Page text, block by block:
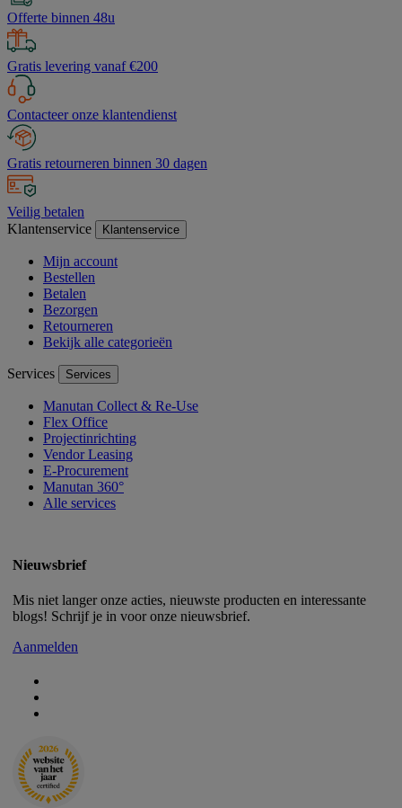
Offerte binnen 48u
Gratis levering vanaf €200
Contacteer onze klantendienst
Gratis retourneren binnen 30 dagen
Veilig betalen
Klantenservice
Klantenservice
Mijn account
Bestellen
Betalen
Bezorgen
Retourneren
Bekijk alle categorieën
Services Services
Manutan Collect & Re-Use
Flex Office
Projectinrichting
Vendor Leasing
E-Procurement
Manutan 360°
Alle services
Nieuwsbrief
Mis niet langer onze acties, nieuwste producten en interessante
blogs! Schrijf je in voor onze nieuwsbrief.
Aanmelden